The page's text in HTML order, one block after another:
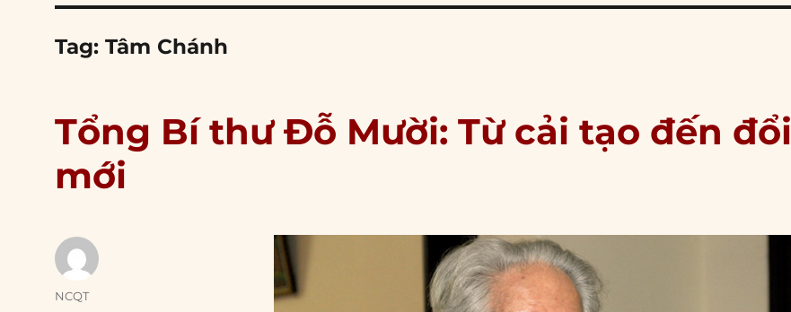
Tag:Tâm Chánh
Tổng Bí thư Đỗ Mười: Từ cải tạo đến đổi
mới
Author
NCQT